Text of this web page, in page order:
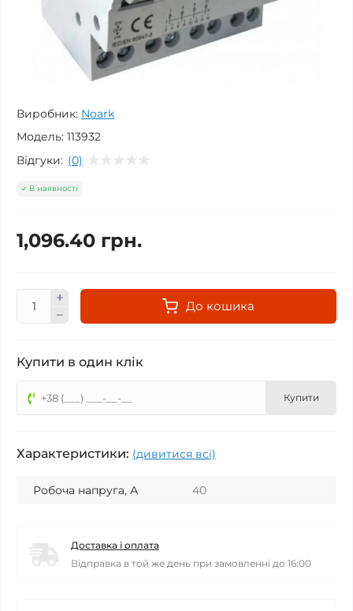
Виробник: Noark
Модель: 113932
Відгуки: (0)
В наявності
1,096.40 грн.
До кошика
Купити в один клік
Купити
Характеристики: (дивитися всі)
Робоча напруга, А 40
Доставка і оплата
Відправка в той же день при замовленні до 16:00